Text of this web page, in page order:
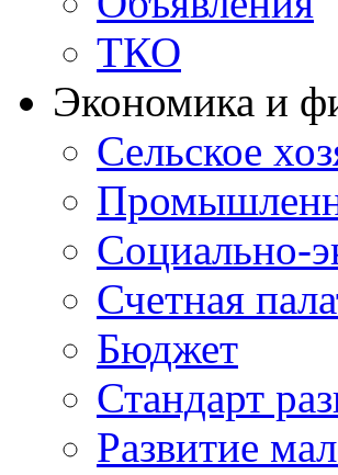
ТКО
Экономика и
Сельское
Социально-
Счетная
Бюджет
Стандарт
Развитие